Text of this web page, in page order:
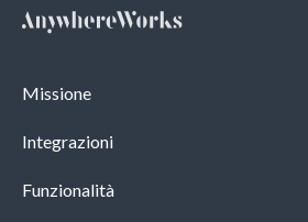
Missione
Integrazioni
Funzionalità